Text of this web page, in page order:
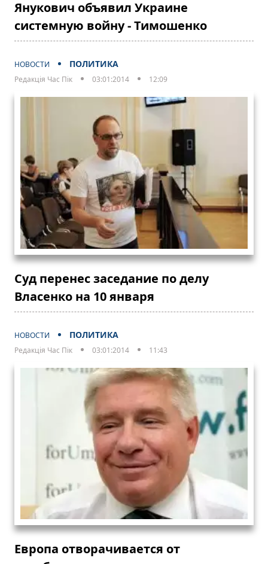
Янукович объявил Украине
системную войну - Тимошенко
НОВОСТИ ПОЛИТИКА
Редакція Час Пік 03:01:2014 12:09
Суд перенес заседание по делу
Власенко на 10 января
НОВОСТИ ПОЛИТИКА
Редакція Час Пік 03:01:2014 11:43
Европа отворачивается от